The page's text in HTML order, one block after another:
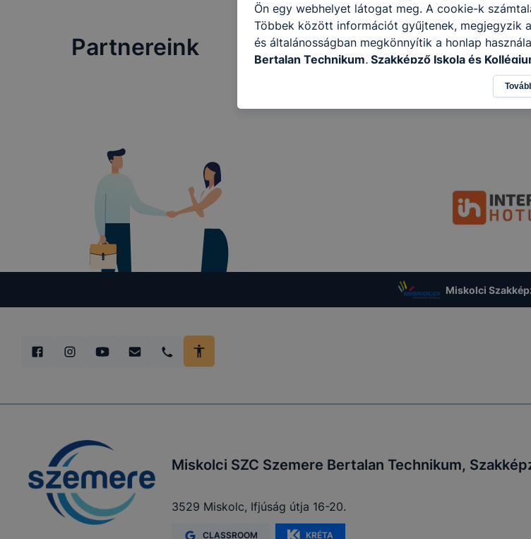
Partnereink
Miskolci
Miskolci SZC Szemere Bertalan Technikum,
3529 Miskolc, Ifjúság útja 16-20.
CLASSROOM KRÉTA
Ön egy webhelyet látogat meg. A cookie-k
Többek között információt gyűjtenek, megjegyzik
és általánosságban megkönnyítik a honlap
Bertalan Technikum, Szakképző Iskola és
célokból használja: információ gyűjtése azzal
a honlapot -annak felmérésével, hogy a honlap
használja leginkább, így megtudhatjuk, hogyan
általában megváltoztathatók. Felhívjuk figyelmét,
honlapunk használhatóságának és folyamatainak
tétele, a cookie-k alkalmazásának